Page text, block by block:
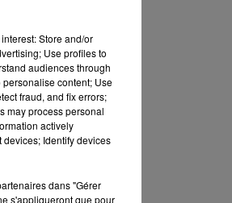
Store and/or
Use profiles to
audiences through
content; Use
fraud, and fix errors;
may process personal
actively
Identify devices
dans "Gérer
s'appliqueront que pour